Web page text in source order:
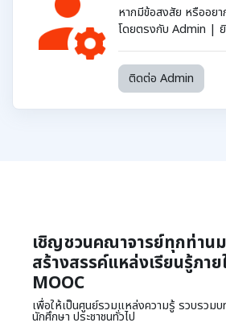
หากมีข้อสงสัย หรืออย
โดยตรงกับ Admin |
ติดต่อ Admin
เชิญชวนคณาจารย์ทุกท่าน
สร้างสรรค์แหล่งเรียนรู้ภาย
MOOC
เพื่อให้เป็นศูนย์รวมแหล่งความรู้ รวบรวม
นักศึกษา ประชาชนทั่วไป